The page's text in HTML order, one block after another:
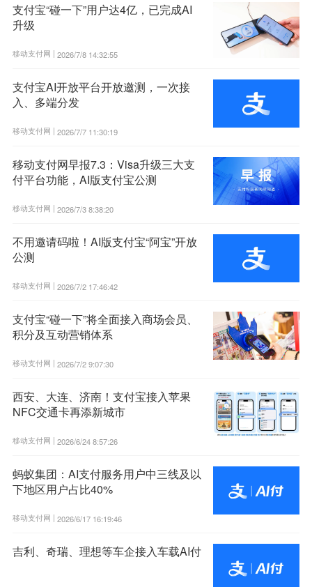
支付宝“碰一下”用户达4亿，已完成AI
升级
移动支付网 | 2026/7/8 14:32:55
支付宝AI开放平台开放邀测，一次接
入、多端分发
移动支付网 | 2026/7/7 11:30:19
移动支付网早报7.3：Visa升级三大支
付平台功能，AI版支付宝公测
移动支付网 | 2026/7/3 8:38:20
不用邀请码啦！AI版支付宝“阿宝”开放
公测
移动支付网 | 2026/7/2 17:46:42
支付宝“碰一下”将全面接入商场会员、
积分及互动营销体系
移动支付网 | 2026/7/2 9:07:30
西安、大连、济南！支付宝接入苹果
NFC交通卡再添新城市
移动支付网 | 2026/6/24 8:57:26
蚂蚁集团：AI支付服务用户中三线及以
下地区用户占比40%
移动支付网 | 2026/6/17 16:19:46
吉利、奇瑞、理想等车企接入车载AI付